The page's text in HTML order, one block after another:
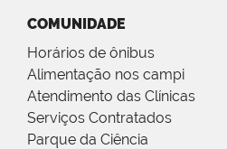
COMUNIDADE
Horários de ônibus
Alimentação nos campi
Atendimento das Clínicas
Serviços Contratados
Parque da Ciência